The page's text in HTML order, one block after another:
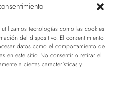
tecnologías como las cookies
del dispositivo. El consentimiento
datos como el comportamiento de
en este sitio. No consentir o retirar el
a ciertas características y
885 947